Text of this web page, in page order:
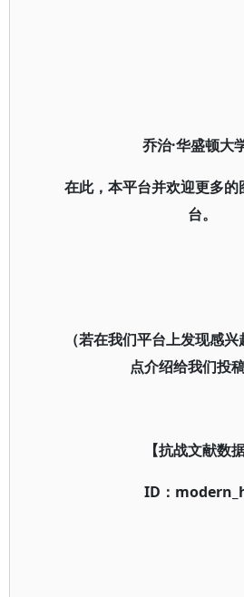
乔治·华盛顿大
在此，本平台并欢迎更多
台。
（若在我们平台上发现感
点介绍给我们投稿
【抗战文献数
ID：